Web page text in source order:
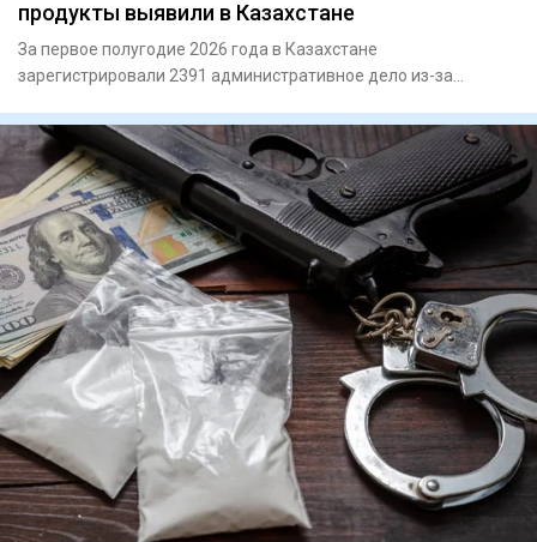
продукты выявили в Казахстане
За первое полугодие 2026 года в Казахстане
зарегистрировали 2391 административное дело из-за